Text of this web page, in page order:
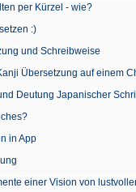
per Kürzel - wie?
:)
und Schreibweise
Übersetzung auf einem
Deutung Japanischer
in App
einer Vision von